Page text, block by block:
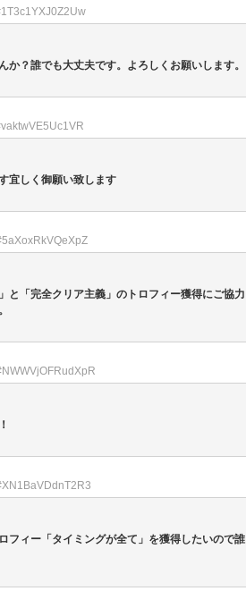
か？誰でも大丈夫です。よろしくお願いします。
宜しく御願い致します
と「完全クリア主義」のトロフィー獲得にご協力
フィー「タイミングが全て」を獲得したいので誰